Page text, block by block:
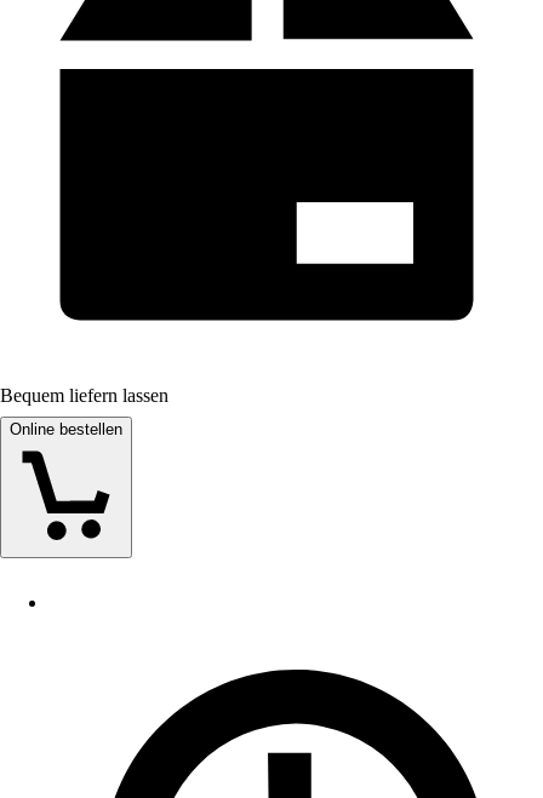
Bequem liefern lassen
Online bestellen